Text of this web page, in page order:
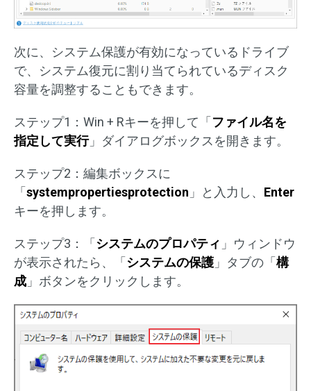
次に、システム保護が有効になっているドライブ
で、システム復元に割り当てられているディスク
容量を調整することもできます。
ステップ1：Win + Rキーを押して「 ファイル名を
指定して実行」ダイアログボックスを開きます。
ステップ2：編集ボックスに
「 systempropertiesprotection 」と入力し、 Enter
キーを押します。
ステップ3：「 システムのプロパティ 」ウィンドウ
が表示されたら、「 システムの保護 」タブの「 構
成 」ボタンをクリックします。